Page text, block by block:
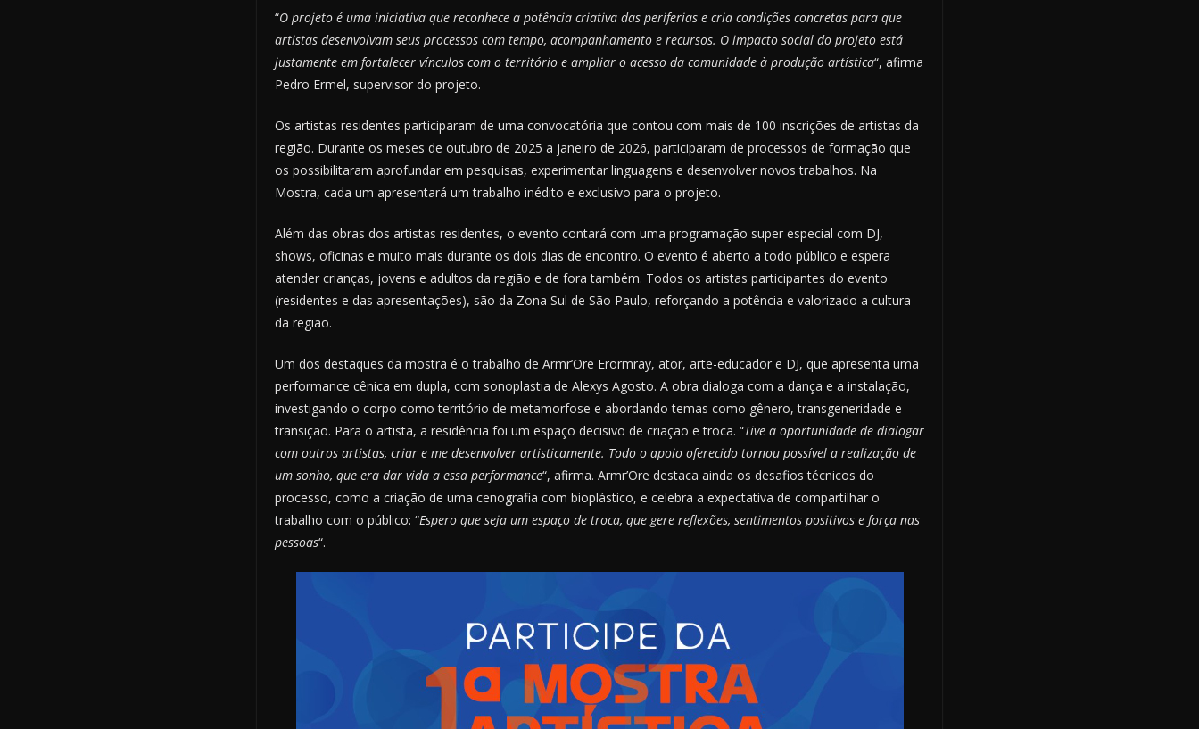
“O projeto é uma iniciativa que reconhece a potência criativa das periferias e cria condições concretas para que
artistas desenvolvam seus processos com tempo, acompanhamento e recursos. O impacto social do projeto está
justamente em fortalecer vínculos com o território e ampliar o acesso da comunidade à produção artística“, afirma
Pedro Ermel, supervisor do projeto.
Os artistas residentes participaram de uma convocatória que contou com mais de 100 inscrições de artistas da
região. Durante os meses de outubro de 2025 a janeiro de 2026, participaram de processos de formação que
os possibilitaram aprofundar em pesquisas, experimentar linguagens e desenvolver novos trabalhos. Na
Mostra, cada um apresentará um trabalho inédito e exclusivo para o projeto.
Além das obras dos artistas residentes, o evento contará com uma programação super especial com DJ,
shows, oficinas e muito mais durante os dois dias de encontro. O evento é aberto a todo público e espera
atender crianças, jovens e adultos da região e de fora também. Todos os artistas participantes do evento
(residentes e das apresentações), são da Zona Sul de São Paulo, reforçando a potência e valorizado a cultura
da região.
Um dos destaques da mostra é o trabalho de Armr’Ore Erormray, ator, arte-educador e DJ, que apresenta uma
performance cênica em dupla, com sonoplastia de Alexys Agosto. A obra dialoga com a dança e a instalação,
investigando o corpo como território de metamorfose e abordando temas como gênero, transgeneridade e
transição. Para o artista, a residência foi um espaço decisivo de criação e troca. “Tive a oportunidade de dialogar
com outros artistas, criar e me desenvolver artisticamente. Todo o apoio oferecido tornou possível a realização de
um sonho, que era dar vida a essa performance“, afirma. Armr’Ore destaca ainda os desafios técnicos do
processo, como a criação de uma cenografia com bioplástico, e celebra a expectativa de compartilhar o
trabalho com o público: “Espero que seja um espaço de troca, que gere reflexões, sentimentos positivos e força nas
pessoas“.